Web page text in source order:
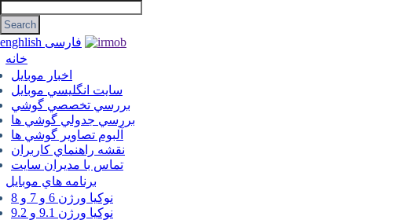
enghlish فارسی
خانه
اخبار موبایل
سايت انگليسي موبايل
بررسي تخصصي گوشي
بررسي جدولي گوشي ها
آلبوم تصاوير گوشي ها
نقشه راهنماي كاربران
تماس با مديران سايت
برنامه هاي موبايل
نوکیا ورژن 6 و 7 و 8
نوکیا ورژن 9.1 و 9.2